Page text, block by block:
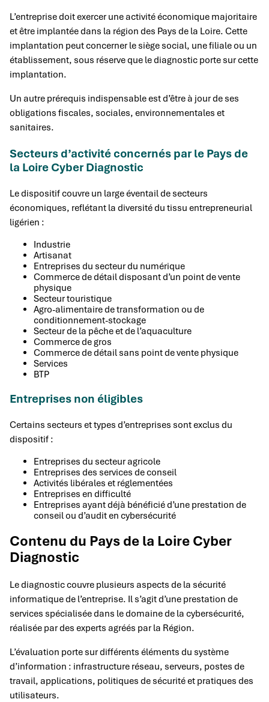
L’entreprise doit exercer une activité économique majoritaire
et être implantée dans la région des Pays de la Loire. Cette
implantation peut concerner le siège social, une filiale ou un
établissement, sous réserve que le diagnostic porte sur cette
implantation.
Un autre prérequis indispensable est d’être à jour de ses
obligations fiscales, sociales, environnementales et
sanitaires.
Secteurs d’activité concernés par le Pays de
la Loire Cyber Diagnostic
Le dispositif couvre un large éventail de secteurs
économiques, reflétant la diversité du tissu entrepreneurial
ligérien :
Industrie
Artisanat
Entreprises du secteur du numérique
Commerce de détail disposant d’un point de vente
physique
Secteur touristique
Agro-alimentaire de transformation ou de
conditionnement-stockage
Secteur de la pêche et de l’aquaculture
Commerce de gros
Commerce de détail sans point de vente physique
Services
BTP
Entreprises non éligibles
Certains secteurs et types d’entreprises sont exclus du
dispositif :
Entreprises du secteur agricole
Entreprises des services de conseil
Activités libérales et réglementées
Entreprises en difficulté
Entreprises ayant déjà bénéficié d’une prestation de
conseil ou d’audit en cybersécurité
Contenu du Pays de la Loire Cyber
Diagnostic
Le diagnostic couvre plusieurs aspects de la sécurité
informatique de l’entreprise. Il s’agit d’une prestation de
services spécialisée dans le domaine de la cybersécurité,
réalisée par des experts agréés par la Région.
L’évaluation porte sur différents éléments du système
d’information : infrastructure réseau, serveurs, postes de
travail, applications, politiques de sécurité et pratiques des
utilisateurs.